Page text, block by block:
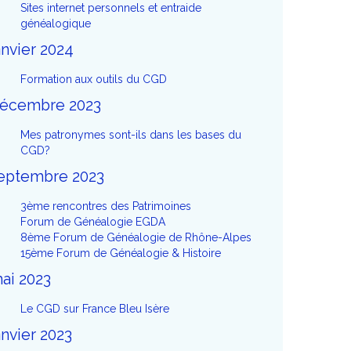
Sites internet personnels et entraide
généalogique
2024
Formation aux outils du CGD
2023
Mes patronymes sont-ils dans les bases du
CGD?
2023
3ème rencontres des Patrimoines
Forum de Généalogie EGDA
8ème Forum de Généalogie de Rhône-Alpes
15ème Forum de Généalogie & Histoire
2023
Le CGD sur France Bleu Isère
2023